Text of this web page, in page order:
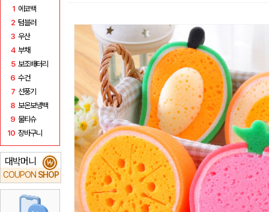
1 에코백
2 텀블러
3 우산
4 부채
5 보조배터리
6 수건
7 선풍기
8 보온보냉백
9 물티슈
10 장바구니
대박머니
COUPON SHOP
₩